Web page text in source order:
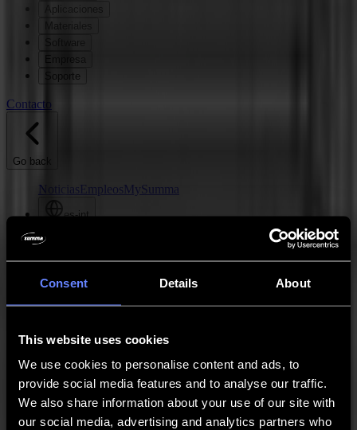
Consent Details About
This website uses cookies
We use cookies to personalise content and ads, to
provide social media features and to analyse our traffic.
We also share information about your use of our site with
our social media, advertising and analytics partners who
Aplicaciones
Materiales
Software
Empresa
Soporte
Contacto
Go back
Noticias Empleos MySumma
es-int
Hola
Contacto